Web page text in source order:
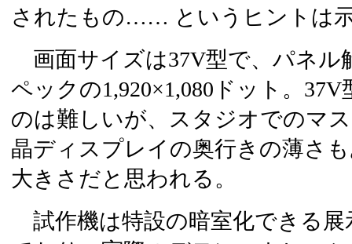
されたもの…… というヒントは
画面サイズは37V型で、パネル
ペックの1,920×1,080ドット。
のは難しいが、スタジオでのマ
晶ディスプレイの奥行きの薄さ
大きさだと思われる。
試作機は特設の暗室化できる展